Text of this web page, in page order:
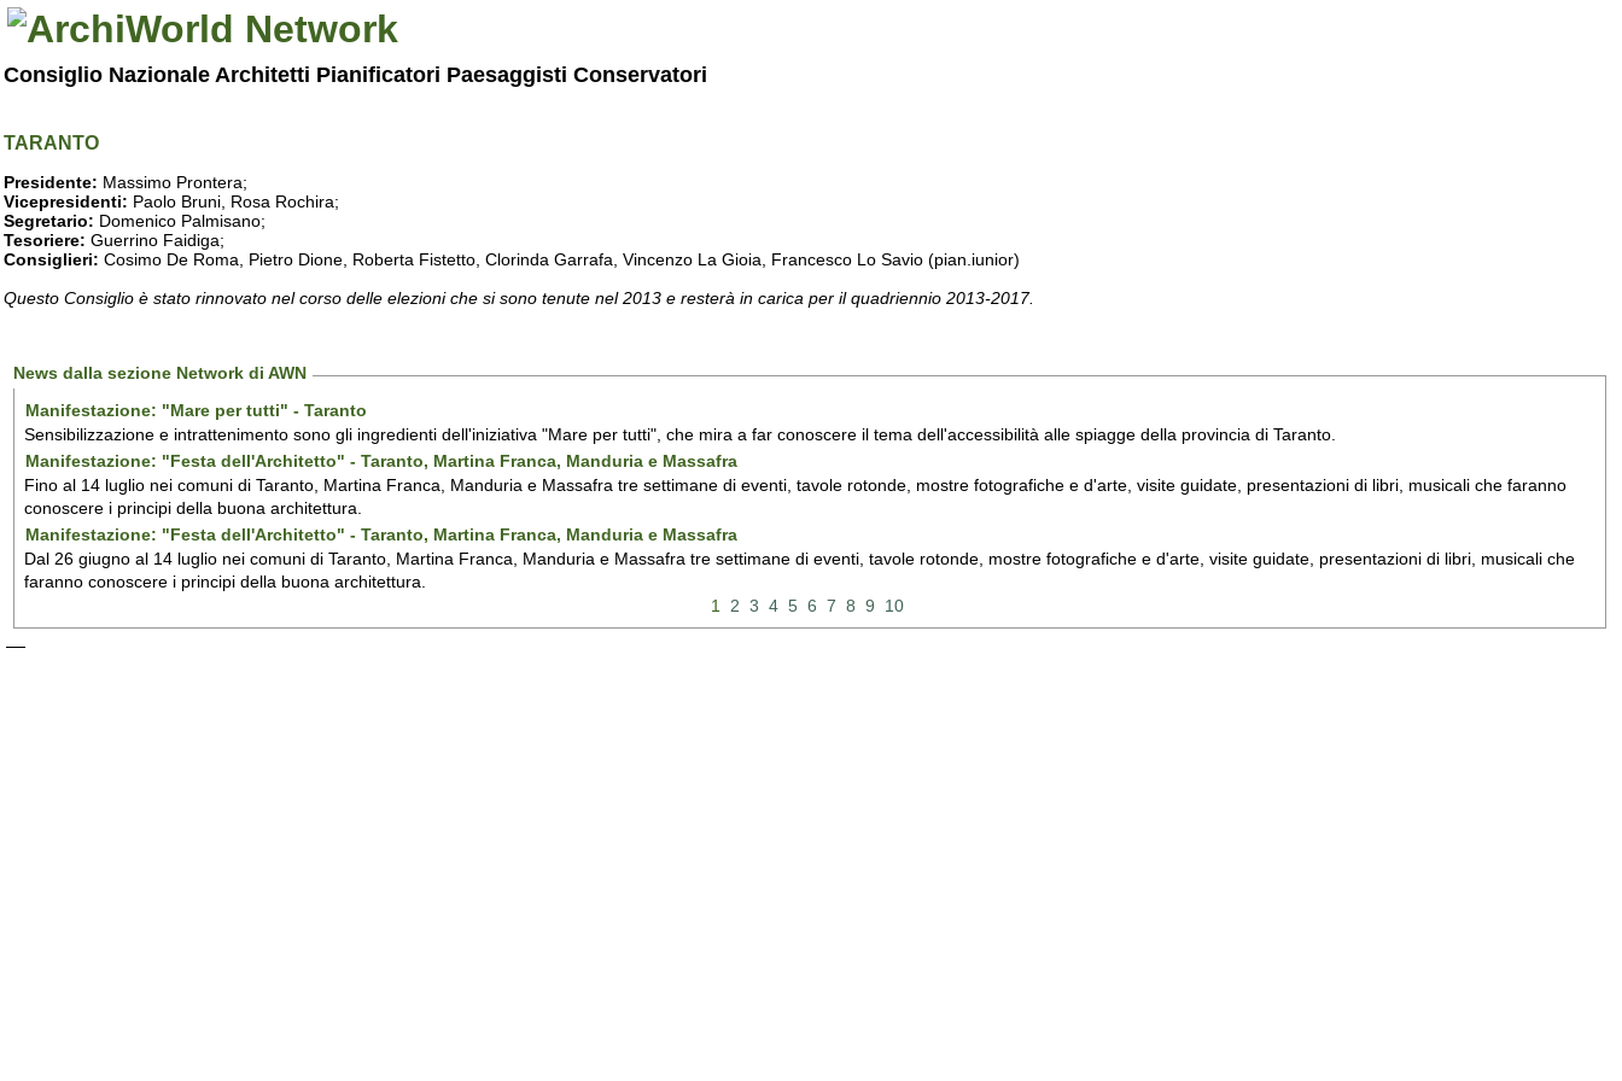
Consiglio Nazionale Architetti Pianificatori Paesaggisti Conservatori
TARANTO
Presidente: Massimo Prontera;
Vicepresidenti: Paolo Bruni, Rosa Rochira;
Segretario: Domenico Palmisano;
Tesoriere: Guerrino Faidiga;
Consiglieri: Cosimo De Roma, Pietro Dione, Roberta Fistetto, Clorinda Garrafa, Vincenzo La Gioia, Francesco Lo Savio (pian.iunior)
Questo Consiglio è stato rinnovato nel corso delle elezioni che si sono tenute nel 2013 e resterà in carica per il quadriennio 2013-2017.
News dalla sezione Network di AWN
Manifestazione: "Mare per tutti" - Taranto
Sensibilizzazione e intrattenimento sono gli ingredienti dell'iniziativa "Mare per tutti", che mira a far conoscere il tema dell'accessibilità alle spiagge della provincia di Taranto.
Manifestazione: "Festa dell'Architetto" - Taranto, Martina Franca, Manduria e Massafra
Fino al 14 luglio nei comuni di Taranto, Martina Franca, Manduria e Massafra tre settimane di eventi, tavole rotonde, mostre fotografiche e d'arte, visite guidate, presentazioni di libri, musicali che faranno
conoscere i principi della buona architettura.
Manifestazione: "Festa dell'Architetto" - Taranto, Martina Franca, Manduria e Massafra
Dal 26 giugno al 14 luglio nei comuni di Taranto, Martina Franca, Manduria e Massafra tre settimane di eventi, tavole rotonde, mostre fotografiche e d'arte, visite guidate, presentazioni di libri, musicali che
faranno conoscere i principi della buona architettura.
1
2 3 4 5 6 7 8 9 10